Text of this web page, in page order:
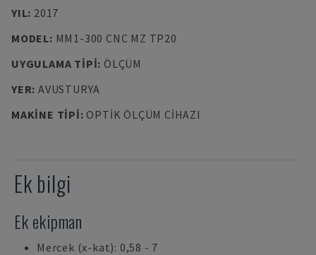
YIL: 2017
MODEL: MM1-300 CNC MZ TP20
UYGULAMA TIPI: ÖLÇÜM
YER: AVUSTURYA
MAKINE TIPI: OPTIK ÖLÇÜM CIHAZI
Ek bilgi
Ek ekipman
Mercek (x-kat): 0,58 - 7